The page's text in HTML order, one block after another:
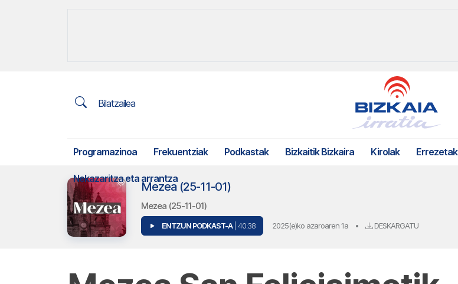
Bilatzailea
Programazinoa Frekuentziak Podkastak Bizkaitik Bizkaira Kirolak Errezetak
Nekazaritza eta arrantza
Mezea (25-11-01)
Mezea (25-11-01)
ENTZUN PODKAST-A | 40:38 2025(e)ko azaroaren 1a • DESKARGATU